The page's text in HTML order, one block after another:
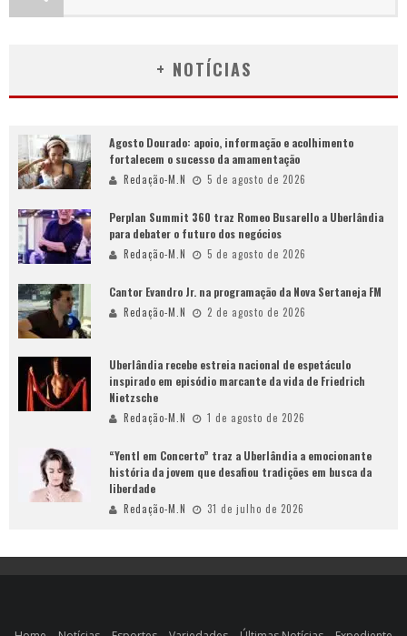
+ NOTÍCIAS
Agosto Dourado: apoio, informação e acolhimento
fortalecem o sucesso da amamentação
Redação-M.N 5 de agosto de 2026
Perplan Summit 360 traz Romeo Busarello a Uberlândia
para debater o futuro dos negócios
Redação-M.N 5 de agosto de 2026
Cantor Evandro Jr. na programação da Nova Sertaneja FM
Redação-M.N 2 de agosto de 2026
Uberlândia recebe estreia nacional de espetáculo
inspirado em episódio marcante da vida de Friedrich
Nietzsche
Redação-M.N 1 de agosto de 2026
“Yentl em Concerto” traz a Uberlândia a emocionante
história da jovem que desafiou tradições em busca da
liberdade
Redação-M.N 31 de julho de 2026